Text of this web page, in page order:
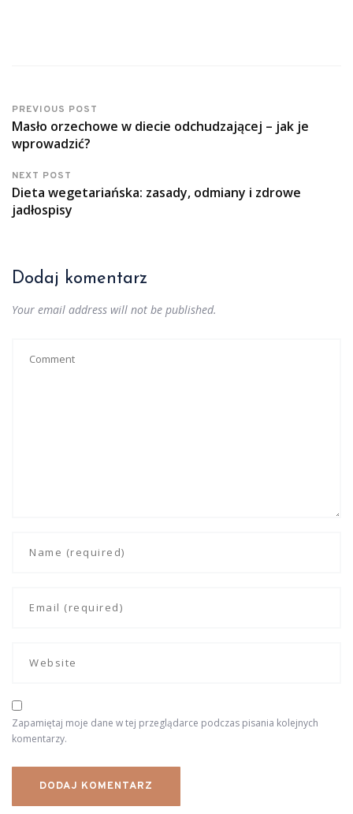
PREVIOUS POST
Masło orzechowe w diecie odchudzającej – jak je
wprowadzić?
NEXT POST
Dieta wegetariańska: zasady, odmiany i zdrowe
jadłospisy
Dodaj komentarz
Your email address will not be published.
Zapamiętaj moje dane w tej przeglądarce podczas pisania kolejnych
komentarzy.